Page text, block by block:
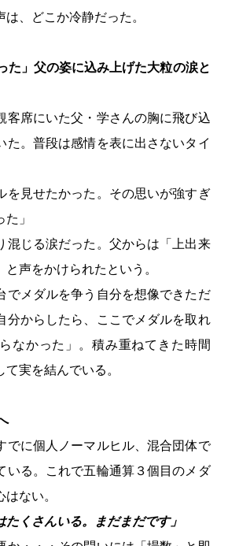
、どこか冷静だった。
た」父の姿に込み上げた大粒の涙と
客席にいた父・学さんの胸に飛び込
た。普段は感情を表に出さないタイ
を見せたかった。その思いが強すぎ
」
混じる涙だった。父からは「上出来
声をかけられたという。
でメダルを争う自分を想像できただ
分からしたら、ここでメダルを取れ
なかった」。積み重ねてきた時間
実を結んでいる。
でに個人ノーマルヒル、混合団体で
いる。これで五輪通算３個目のメダ
ない。
たくさんいる。まだまだです」